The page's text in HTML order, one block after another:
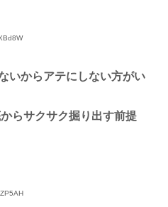
いからアテにしない方がい
らサクサク掘り出す前提